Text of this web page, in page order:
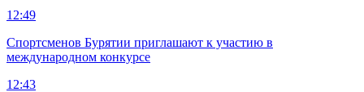
12:49
Спортсменов Бурятии приглашают к участию в
международном конкурсе
12:43